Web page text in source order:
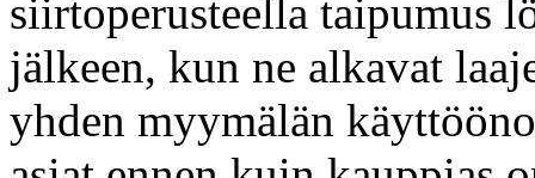
siirtoperusteella taipumus
jälkeen, kun ne alkavat
yhden myymälän